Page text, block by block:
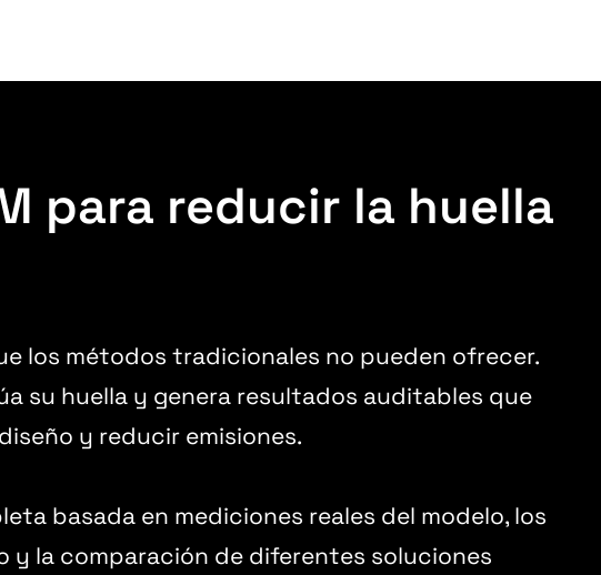
para reducir la huella
los métodos tradicionales no pueden ofrecer.
su huella y genera resultados auditables que
y reducir emisiones.
basada en mediciones reales del modelo, los
y la comparación de diferentes soluciones